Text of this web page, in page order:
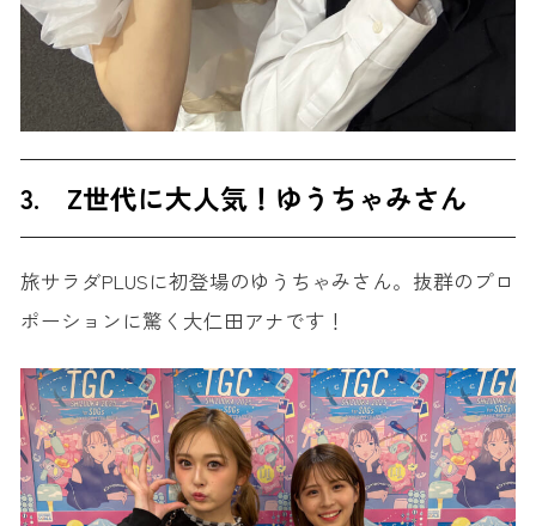
3. Z世代に大人気！ゆうちゃみさん
旅サラダPLUSに初登場のゆうちゃみさん。抜群のプロ
ポーションに驚く大仁田アナです！